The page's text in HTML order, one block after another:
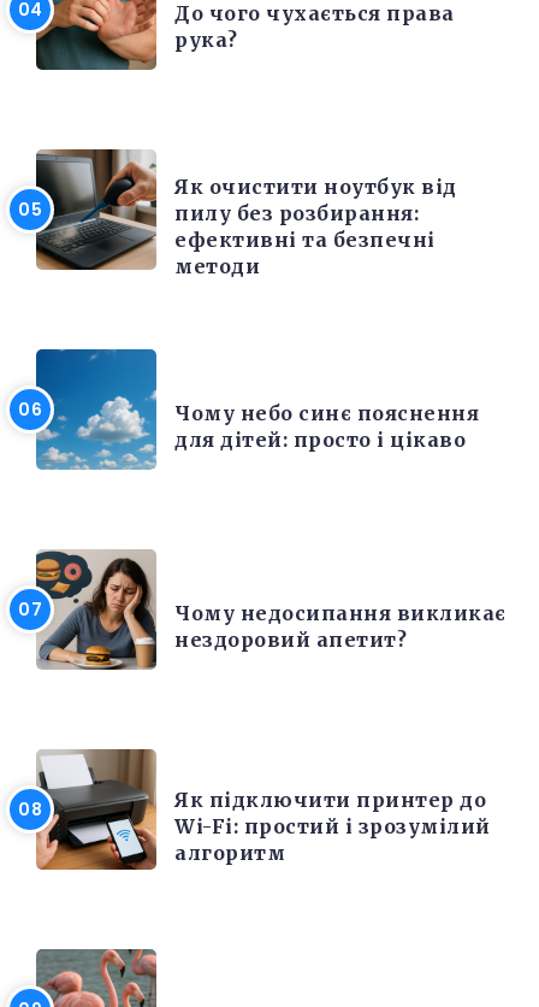
До чого чухається права
рука?
Як очистити ноутбук від
пилу без розбирання:
ефективні та безпечні
методи
Чому небо синє пояснення
для дітей: просто і цікаво
Чому недосипання викликає
нездоровий апетит?
Як підключити принтер до
Wi-Fi: простий і зрозумілий
алгоритм